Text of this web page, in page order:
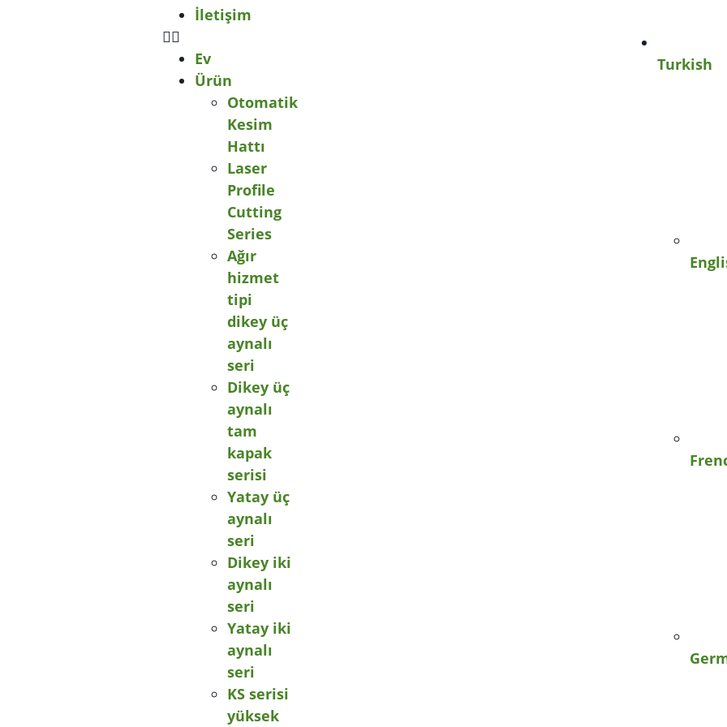
İletişim
Ev
Ürün
Otomatik
Kesim
Hattı
Laser
Profile
Cutting
Series
Ağır
hizmet
tipi
dikey üç
aynalı
seri
Dikey üç
aynalı
tam
kapak
serisi
Yatay üç
aynalı
seri
Dikey iki
aynalı
seri
Yatay iki
aynalı
seri
KS serisi
yüksek
Turkish